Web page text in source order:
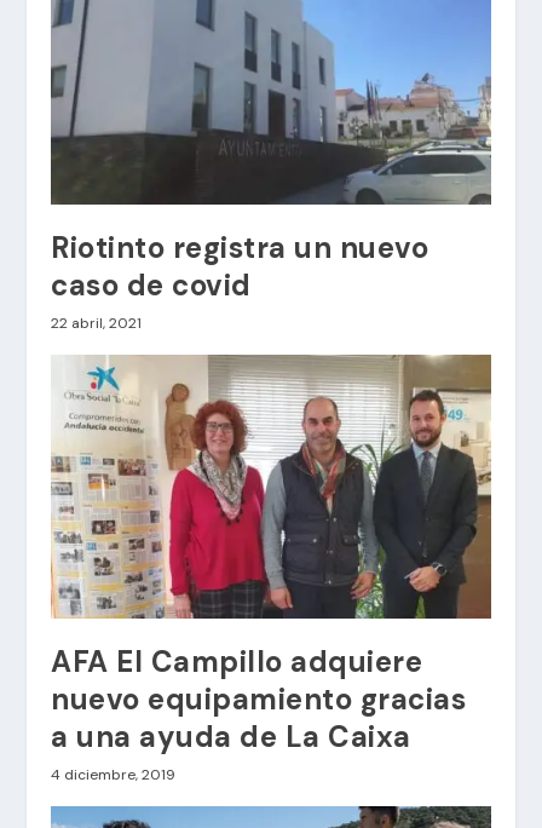
Riotinto registra un nuevo
caso de covid
22 abril, 2021
AFA El Campillo adquiere
nuevo equipamiento gracias
a una ayuda de La Caixa
4 diciembre, 2019